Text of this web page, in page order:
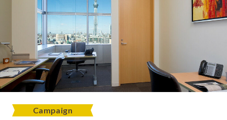
ブランドから探す
オフィススタイルから探す
0120-999-076
受付時間 平日9:00～18:00
Campaign